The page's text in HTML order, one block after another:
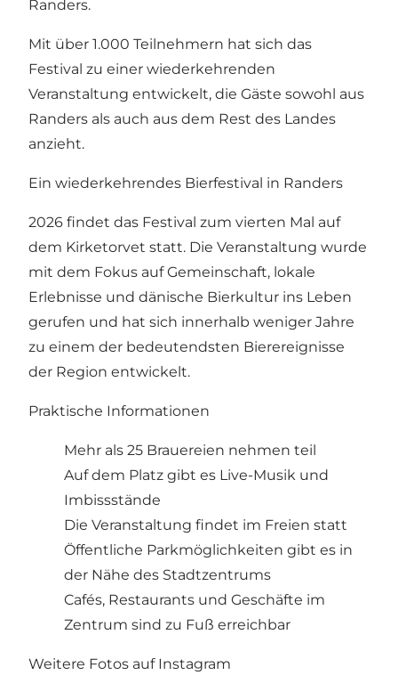
Randers.
Mit über 1.000 Teilnehmern hat sich das
Festival zu einer wiederkehrenden
Veranstaltung entwickelt, die Gäste sowohl aus
Randers als auch aus dem Rest des Landes
anzieht.
Ein wiederkehrendes Bierfestival in Randers
2026 findet das Festival zum vierten Mal auf
dem Kirketorvet statt. Die Veranstaltung wurde
mit dem Fokus auf Gemeinschaft, lokale
Erlebnisse und dänische Bierkultur ins Leben
gerufen und hat sich innerhalb weniger Jahre
zu einem der bedeutendsten Bierereignisse
der Region entwickelt.
Praktische Informationen
Mehr als 25 Brauereien nehmen teil
Auf dem Platz gibt es Live-Musik und
Imbissstände
Die Veranstaltung findet im Freien statt
Öffentliche Parkmöglichkeiten gibt es in
der Nähe des Stadtzentrums
Cafés, Restaurants und Geschäfte im
Zentrum sind zu Fuß erreichbar
Weitere Fotos auf Instagram